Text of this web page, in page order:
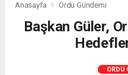
Anasayfa Ordu Gündemi
Başkan Güler,
ORDU